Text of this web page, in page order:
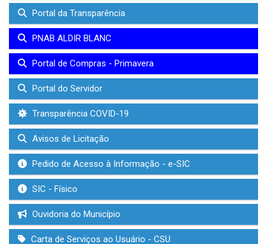
Portal da Transparência
PNAB ALDIR BLANC
Portal de Compras - Primavera
Portal do Servidor
Transparência COVID-19
Avisos de Licitação
Pedido de Acesso à Informação - e-SIC
SIC - Físico
Ouvidoria do Município
Carta de Serviços ao Usuário - CSU